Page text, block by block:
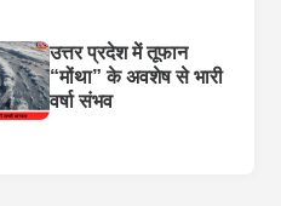
उत्तर प्रदेश में तूफान
“मोंथा” के अवशेष से भारी
वर्षा संभव